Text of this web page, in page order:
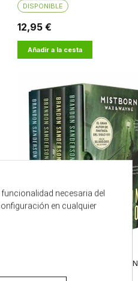
DISPONIBLE
12,95 €
Añadir a la cesta
ESTUCHE WAX & WAYNE (EDICION
LIMITADA)
necesaria del
en cualquier